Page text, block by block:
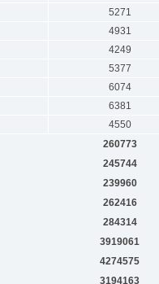
5271
4931
4249
5377
6074
6381
4550
260773
245744
239960
262416
284314
3919061
4274575
3194163